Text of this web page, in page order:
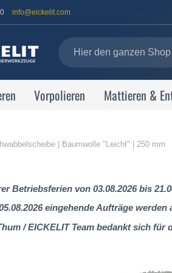
info@eickelit.com
Vorpolieren Mattieren &
| Baumwolle "Leicht" | 250 mm
Betriebsferien von 03.08.2026 bis
eingehende Aufträge
/ EICKELIT Team bedankt sich für